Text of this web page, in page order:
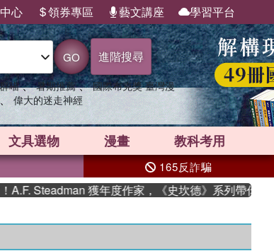
心 領券專區 藝文講座 學習平台
GO 進階搜尋
喵 、 暑期推薦 、 國際布克獎 臺灣漫
、 偉大的迷走神經
文具選物 漫畫 教科考用
165反詐騙
Steadman 獲年度作家，《史坎德》系列帶你踏上